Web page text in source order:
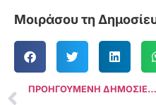
Μοιράσου τη
ΠΡΟΗΓΟΥΜΕΝΗ ΔΗΜΟΣΙΕΥΣΗ